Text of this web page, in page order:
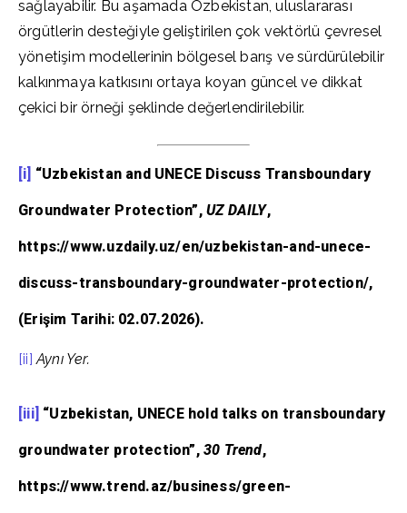
sağlayabilir. Bu aşamada Özbekistan, uluslararası
örgütlerin desteğiyle geliştirilen çok vektörlü çevresel
yönetişim modellerinin bölgesel barış ve sürdürülebilir
kalkınmaya katkısını ortaya koyan güncel ve dikkat
çekici bir örneği şeklinde değerlendirilebilir.
[i] “Uzbekistan and UNECE Discuss Transboundary
Groundwater Protection”, UZ DAILY,
https://www.uzdaily.uz/en/uzbekistan-and-unece-
discuss-transboundary-groundwater-protection/,
(Erişim Tarihi: 02.07.2026).
[ii] Aynı Yer.
[iii] “Uzbekistan, UNECE hold talks on transboundary
groundwater protection”, 30 Trend,
https://www.trend.az/business/green-